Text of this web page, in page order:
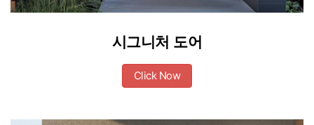
시그니처 도어
Click Now